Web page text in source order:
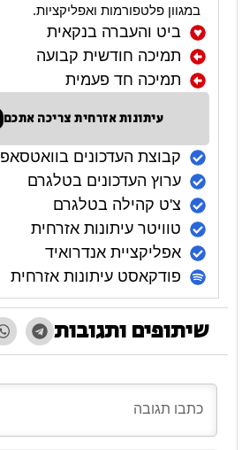
במגוון פלטפורמות ואפליקציות.
ביט והעברה בנקאית
תמיכה חודשית קבועה
תמיכה חד פעמית
עיתונות אזרחית צריכה אתכם
קבוצת העדכונים בוואטסאפ
ערוץ העדכונים בטלגרם
צ'ט קהילה בטלגרם
טוויטר עיתונות אזרחית
אפליקציית אנדרואיד
פודקאסט עיתונות אזרחית
שיתופים ותגובות